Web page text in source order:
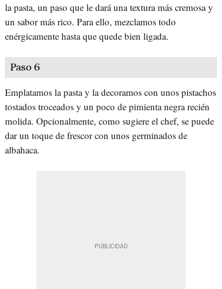
la pasta, un paso que le dará una textura más cremosa y
un sabor más rico. Para ello, mezclamos todo
enérgicamente hasta que quede bien ligada.
Paso 6
Emplatamos la pasta y la decoramos con unos pistachos
tostados troceados y un poco de pimienta negra recién
molida. Opcionalmente, como sugiere el chef, se puede
dar un toque de frescor con unos germinados de
albahaca.